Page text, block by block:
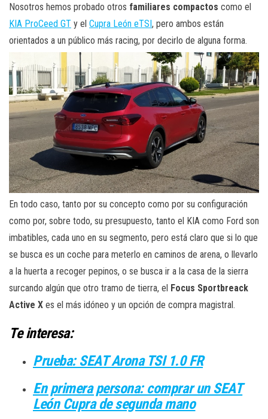
Nosotros hemos probado otros familiares compactos como el
KIA ProCeed GT y el Cupra León eTSI, pero ambos están
orientados a un público más racing, por decirlo de alguna forma.
En todo caso, tanto por su concepto como por su configuración
como por, sobre todo, su presupuesto, tanto el KIA como Ford son
imbatibles, cada uno en su segmento, pero está claro que si lo que
se busca es un coche para meterlo en caminos de arena, o llevarlo
a la huerta a recoger pepinos, o se busca ir a la casa de la sierra
surcando algún que otro tramo de tierra, el Focus Sportbreack
Active X es el más idóneo y un opción de compra magistral.
Te interesa:
Prueba: SEAT Arona TSI 1.0 FR
En primera persona: comprar un SEAT
León Cupra de segunda mano